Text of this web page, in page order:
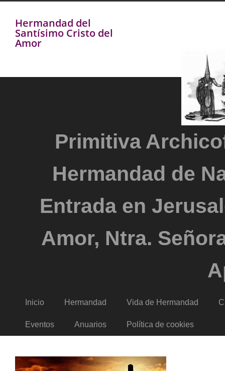
Hermandad del
Santísimo Cristo del
Amor
Primitiva
Hermandad de
Entrada en
Amor, Ntra.
Inicio Hermandad Vida de Hermandad
Eventos Anuarios Política de cookies